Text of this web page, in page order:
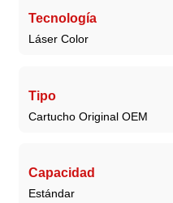
Tecnología
Láser Color
Tipo
Cartucho Original OEM
Capacidad
Estándar